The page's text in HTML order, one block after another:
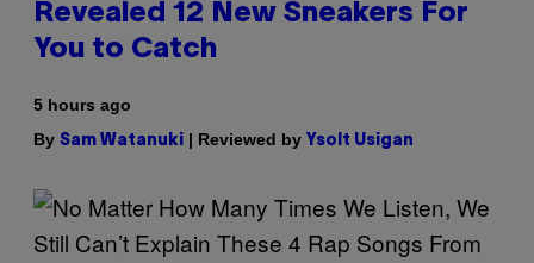
Revealed 12 New Sneakers For
You to Catch
5 hours ago
By Sam Watanuki | Reviewed by Ysolt Usigan